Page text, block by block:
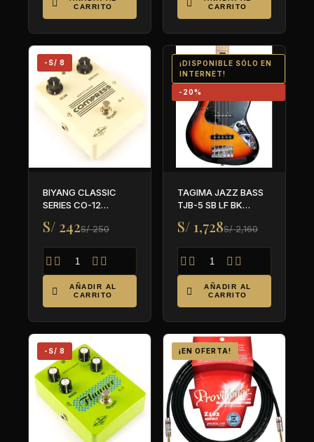

CARRITO

CARRITO
-S/ 8
BIYANG CLASSIC
SERIES CO-12
S/ 242S/ 250
   

AÑADIR AL
CARRITO
¡DISPONIBLE SÓLO EN
INTERNET!
-20%
TAGIMA JAZZ BASS
TJB-5 SB LF BK
S/ 1,728S/ 2,160
   

AÑADIR AL
CARRITO
-S/ 8 ¡EN OFERTA!